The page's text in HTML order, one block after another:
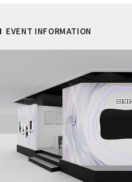
EVENT INFORMATION